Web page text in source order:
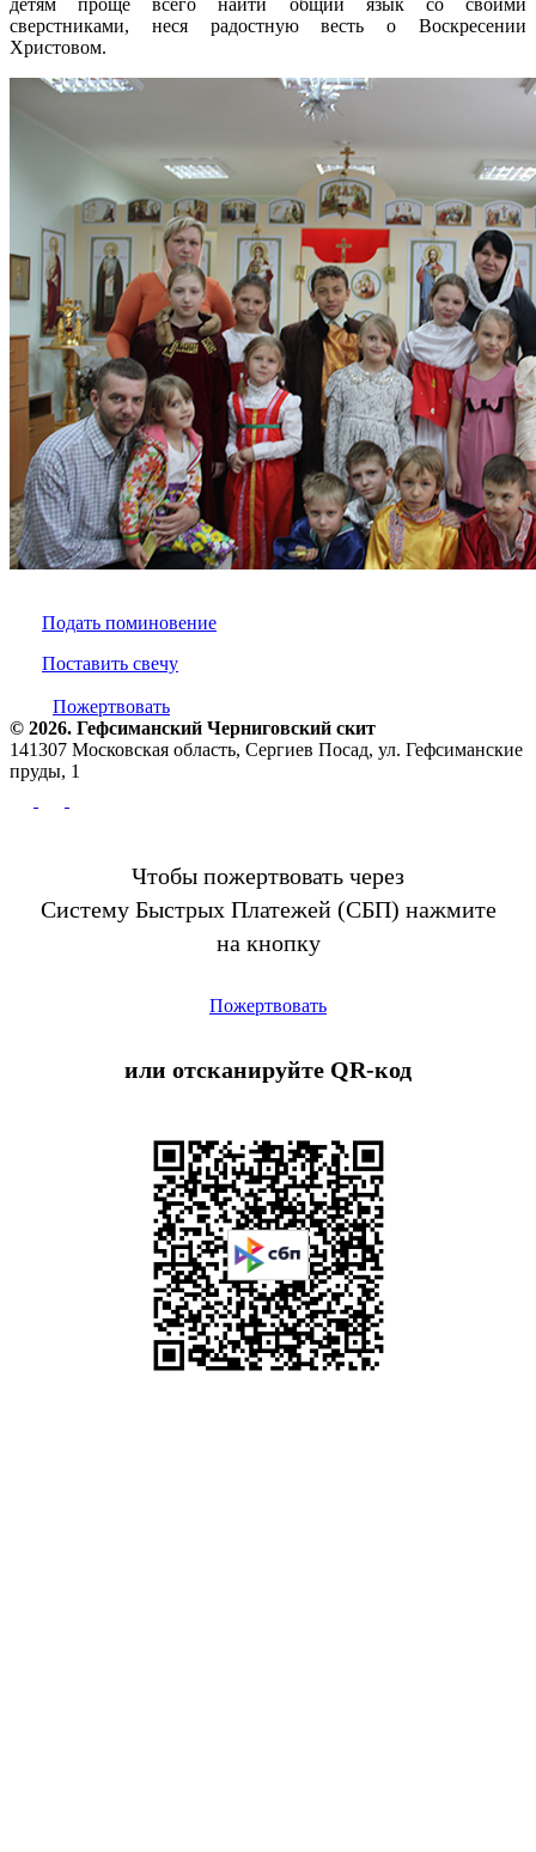
детям проще всего найти общий язык со своими
сверстниками, неся радостную весть о Воскресении
Христовом.
Подать поминовение
Поставить свечу
Пожертвовать
© 2026. Гефсиманский Черниговский cкит
141307 Московская область, Сергиев Посад, ул. Гефсиманские
пруды, 1
Чтобы пожертвовать через
Систему Быстрых Платежей (СБП) нажмите
на кнопку
Пожертвовать
или отсканируйте QR-код